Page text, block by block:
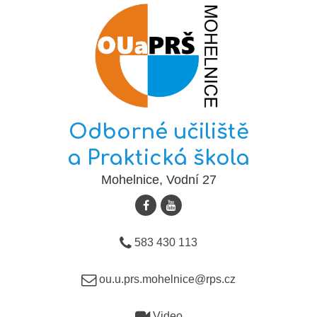
Odborné učiliště
a Praktická škola
Mohelnice, Vodní 27
583 430 113
ou.u.prs.mohelnice@rps.cz